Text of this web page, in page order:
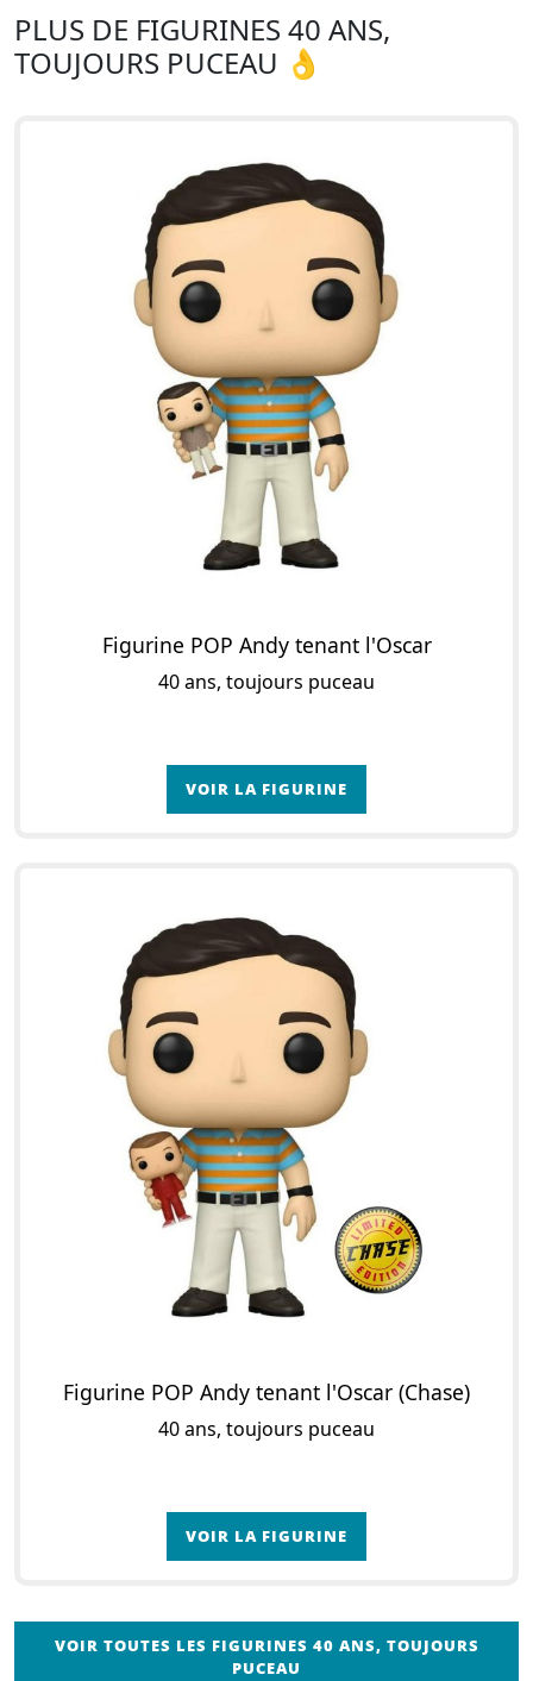
PLUS DE FIGURINES 40 ANS,
TOUJOURS PUCEAU 👌
Figurine POP Andy tenant l'Oscar
40 ans, toujours puceau
VOIR LA FIGURINE
Figurine POP Andy tenant l'Oscar (Chase)
40 ans, toujours puceau
VOIR LA FIGURINE
VOIR TOUTES LES FIGURINES 40 ANS, TOUJOURS
PUCEAU